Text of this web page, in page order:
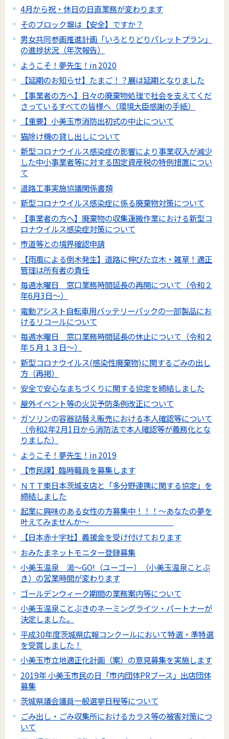
4月から祝・休日の日直業務が変わります
そのブロック塀は【安全】ですか？
男女共同参画推進計画「いろとりどりパレットプラン」
の進捗状況（年次報告）
ようこそ！夢先生！in 2020
【延期のお知らせ】たまご！？展は延期となりました
【事業者の方へ】日々の廃棄物処理で社会を支えてくだ
さっているすべての皆様へ（環境大臣感謝の手紙）
【重要】小美玉市消防出初式の中止について
猫除け機の貸し出しについて
新型コロナウイルス感染症の影響により事業収入が減少
した中小事業者等に対する固定資産税の特例措置につい
て
道路工事実施協議関係書類
新型コロナウイルス感染症に係る廃棄物対策について
【事業者の方へ】廃棄物の収集運搬作業における新型コ
ロナウイルス感染症対策について
市道等との境界確認申請
【雨風による倒木発生】道路に伸びた立木・雑草！適正
管理は所有者の責任
毎週水曜日 窓口業務時間延長の再開について（令和２
年6月3日～）
電動アシスト自転車用バッテリーパックの一部製品にお
けるリコールについて
毎週水曜日 窓口業務時間延長の休止について（令和２
年５月１３日～）
新型コロナウイルス(感染性廃棄物)に関するごみの出し
方（再掲）
安全で安心なまちづくりに関する協定を締結しました
屋外イベント等の火災予防条例改正について
ガソリンの容器詰替え販売における本人確認等について
（令和2年2月1日から消防法で本人確認等が義務化とな
りました）
ようこそ！夢先生！in 2019
【市民課】臨時職員を募集します
ＮＴＴ東日本茨城支店と「多分野連携に関する協定」を
締結しました
起業に興味のある女性の方募集中！！！～あなたの夢を
叶えてみませんか～
【日本赤十字社】義援金を受け付けております
おみたまネットモニター登録募集
小美玉温泉 湯～GO!（ユーゴー）（小美玉温泉ことぶ
き）の営業時間が変わります
ゴールデンウィーク期間の業務案内等について
小美玉温泉ことぶきのネーミングライツ・パートナーが
決定しました。
平成30年度茨城県広報コンクールにおいて特選・準特選
を受賞しました！
小美玉市立地適正化計画（案）の意見募集を実施します
2019年 小美玉市民の日「市内団体PRブース」出店団体
募集
茨城県議会議員一般選挙日程等について
ごみ出し・ごみ収集所におけるカラス等の被害対策につ
いて